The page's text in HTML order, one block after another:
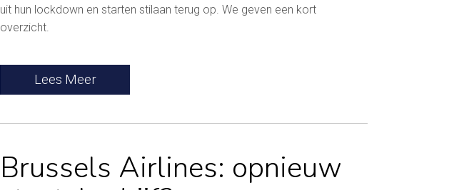
uit hun lockdown en starten stilaan terug op. We geven een kort
overzicht.
Lees Meer
Brussels Airlines: opnieuw